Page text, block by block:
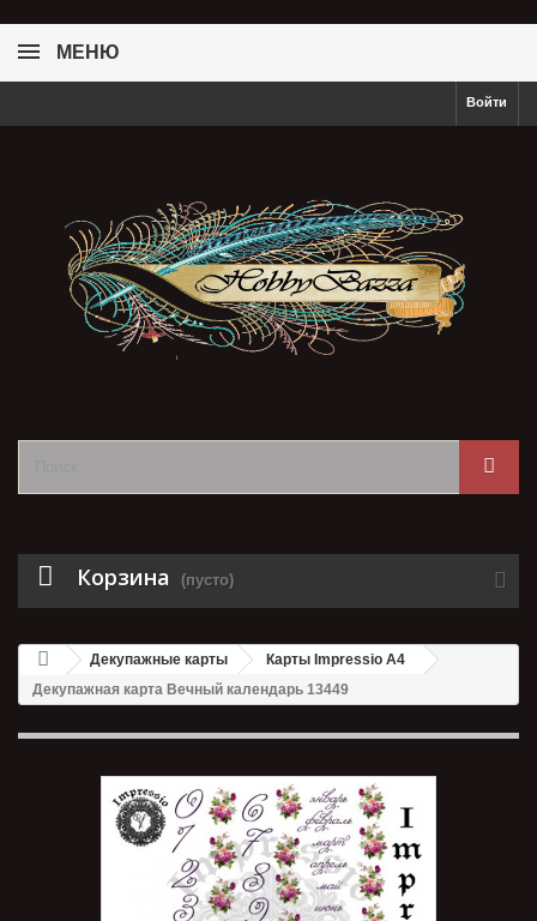
МЕНЮ
Войти
Корзина (пусто)
Декупажные карты
Карты Impressio A4
Декупажная карта Вечный календарь 13449